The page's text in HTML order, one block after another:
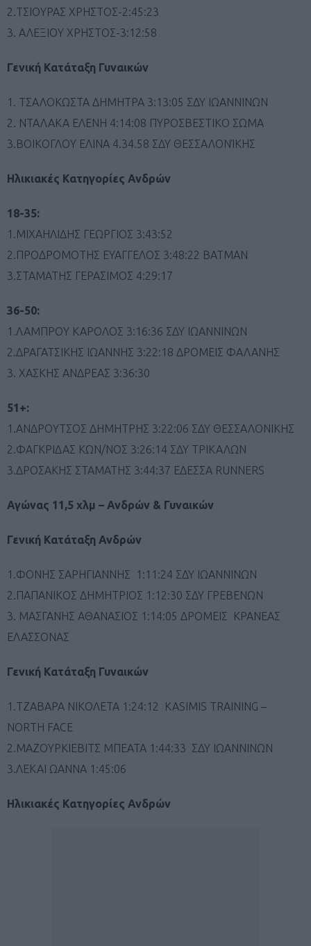
2.ΤΣΙΟΥΡΑΣ ΧΡΗΣΤΟΣ-2:45:23
3. ΑΛΕΞΙΟΥ ΧΡΗΣΤΟΣ-3:12:58
Γενική Κατάταξη Γυναικών
1. ΤΣΑΛΟΚΩΣΤΑ ΔΗΜΗΤΡΑ 3:13:05 ΣΔΥ ΙΩΑΝΝΙΝΩΝ
2. ΝΤΑΛΑΚΑ ΕΛΕΝΗ 4:14:08 ΠΥΡΟΣΒΕΣΤΙΚΟ ΣΩΜΑ
3.ΒΟΙΚΟΓΛΟΥ ΕΛΙΝΑ 4.34.58 ΣΔΥ ΘΕΣΣΑΛΟΝΊΚΗΣ
Ηλικιακές Κατηγορίες Ανδρών
18-35:
1.ΜΙΧΑΗΛΙΔΗΣ ΓΕΩΡΓΙΟΣ 3:43:52
2.ΠΡΟΔΡΟΜΟΤΗΣ ΕΥΑΓΓΕΛΟΣ 3:48:22 BATMAN
3.ΣΤΑΜΑΤΗΣ ΓΕΡΑΣΙΜΟΣ 4:29:17
36-50:
1.ΛΑΜΠΡΟΥ ΚΑΡΟΛΟΣ 3:16:36 ΣΔΥ ΙΩΑΝΝΙΝΩΝ
2.ΔΡΑΓΑΤΣΙΚΗΣ ΙΩΑΝΝΗΣ 3:22:18 ΔΡΟΜΕΙΣ ΦΑΛΑΝΗΣ
3. ΧΑΣΚΗΣ ΑΝΔΡΕΑΣ 3:36:30
51+:
1.ΑΝΔΡΟΥΤΣΟΣ ΔΗΜΗΤΡΗΣ 3:22:06 ΣΔΥ ΘΕΣΣΑΛΟΝΙΚΗΣ
2.ΦΑΓΚΡΙΔΑΣ ΚΩΝ/ΝΟΣ 3:26:14 ΣΔΥ ΤΡΙΚΑΛΩΝ
3.ΔΡΟΣΑΚΗΣ ΣΤΑΜΑΤΗΣ 3:44:37 ΕΔΕΣΣΑ RUNNERS
Αγώνας 11,5 χλμ – Ανδρών & Γυναικών
Γενική Κατάταξη Ανδρών
1.ΦΟΝΗΣ ΣΑΡΗΓΙΑΝΝΗΣ 1:11:24 ΣΔΥ ΙΩΑΝΝΙΝΩΝ
2.ΠΑΠΑΝΙΚΟΣ ΔΗΜΗΤΡΙΟΣ 1:12:30 ΣΔΥ ΓΡΕΒΕΝΩΝ
3. ΜΑΣΓΑΝΗΣ ΑΘΑΝΑΣΙΟΣ 1:14:05 ΔΡΟΜΕΙΣ ΚΡΑΝΕΑΣ
ΕΛΑΣΣΟΝΑΣ
Γενική Κατάταξη Γυναικών
1.ΤΖΑΒΑΡΑ ΝΙΚΟΛΕΤΑ 1:24:12 KASIMIS TRAINING –
NORTH FACE
2.ΜΑΖΟΥΡΚΙΕΒΙΤΣ ΜΠΕΑΤΑ 1:44:33 ΣΔΥ ΙΩΑΝΝΙΝΩΝ
3.ΛΕΚΑΙ ΩΑΝΝΑ 1:45:06
Ηλικιακές Κατηγορίες Ανδρών